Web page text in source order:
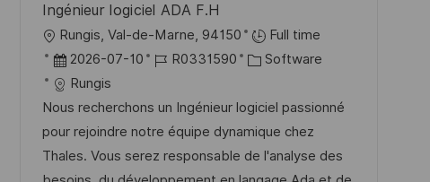
g
r
ö
f
f
e
n
t
Ingénieur logiciel ADA F.H
O
r
t
Rungis, Val-de-Marne, 94150
Full time
D
a
t
u
m
2026-07-10
J
b
-
I
R0331590
K
t
e
g
Software
Rungis
Nous recherchons un Ingénieur logiciel passionné
pour rejoindre notre équipe dynamique chez
Thales. Vous serez responsable de l'analyse des